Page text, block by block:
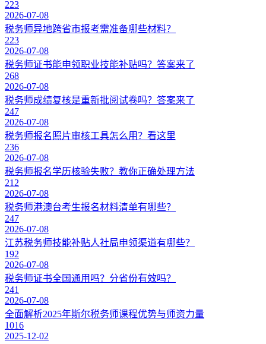
223
2026-07-08
税务师异地跨省市报考需准备哪些材料？
223
2026-07-08
税务师证书能申领职业技能补贴吗？答案来了
268
2026-07-08
税务师成绩复核是重新批阅试卷吗？答案来了
247
2026-07-08
税务师报名照片审核工具怎么用？看这里
236
2026-07-08
税务师报名学历核验失败？教你正确处理方法
212
2026-07-08
税务师港澳台考生报名材料清单有哪些？
247
2026-07-08
江苏税务师技能补贴人社局申领渠道有哪些？
192
2026-07-08
税务师证书全国通用吗？分省份有效吗？
241
2026-07-08
全面解析2025年斯尔税务师课程优势与师资力量
1016
2025-12-02